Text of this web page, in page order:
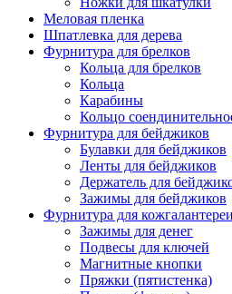
Меловая пленка
Шпатлевка для дерева
Фурнитура для брелков
Кольца для брелков
Кольца
Карабины
Кольцо
Фурнитура для бейджиков
Булавки для бейджиков
Ленты для бейджиков
Держатель для
Зажимы для бейджиков
Фурнитура для кожгалантереи
Зажимы для денег
Подвесы для ключей
Магнитные кнопки
Пряжки (пятистенка)